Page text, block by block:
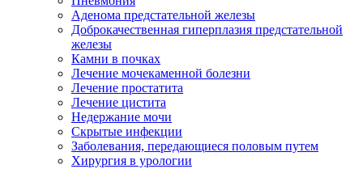
Аденома предстательной железы
Доброкачественная гиперплазия предстательной
железы
Камни в почках
Лечение мочекаменной болезни
Лечение простатита
Лечение цистита
Недержание мочи
Скрытые инфекции
Заболевания, передающиеся половым путем
Хирургия в урологии